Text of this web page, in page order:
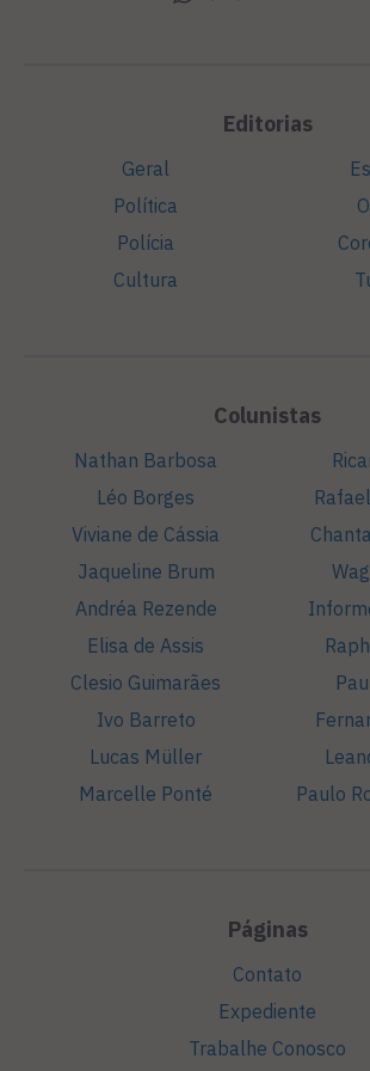
Editorias
Geral
Política
Polícia
Cultura
Colunistas
Nathan Barbosa
Léo Borges
Viviane de Cássia
Jaqueline Brum
Andréa Rezende
Elisa de Assis
Clesio Guimarães
Ivo Barreto
Lucas Müller
Marcelle Ponté
Paulo
Páginas
Contato
Expediente
Trabalhe Conosco